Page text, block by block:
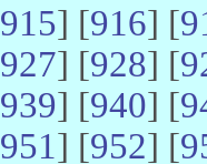
915] [916] [
927] [928] [
939] [940] [
951] [952] [